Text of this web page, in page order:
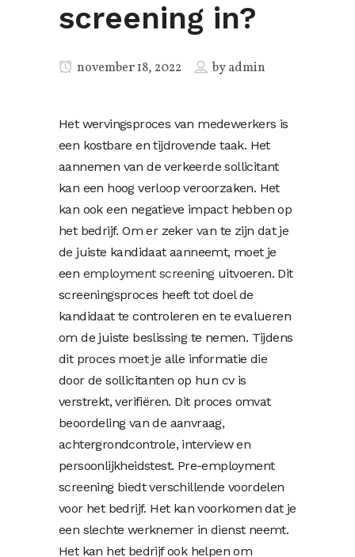
screening in?
november 18, 2022 byadmin
Het wervingsproces van medewerkers is
een kostbare en tijdrovende taak. Het
aannemen van de verkeerde sollicitant
kan een hoog verloop veroorzaken. Het
kan ook een negatieve impact hebben op
het bedrijf. Om er zeker van te zijn dat je
de juiste kandidaat aanneemt, moet je
een employment screeninguitvoeren. Dit
screeningsproces heeft tot doel de
kandidaat te controleren en te evalueren
om de juiste beslissing te nemen. Tijdens
dit proces moet je alle informatie die
door de sollicitanten op hun cv is
verstrekt, verifiëren. Dit proces omvat
beoordeling van de aanvraag,
achtergrondcontrole, interview en
persoonlijkheidstest. Pre-employment
screening biedt verschillende voordelen
voor het bedrijf. Het kan voorkomen dat je
een slechte werknemer in dienst neemt.
Het kan het bedrijf ook helpen om